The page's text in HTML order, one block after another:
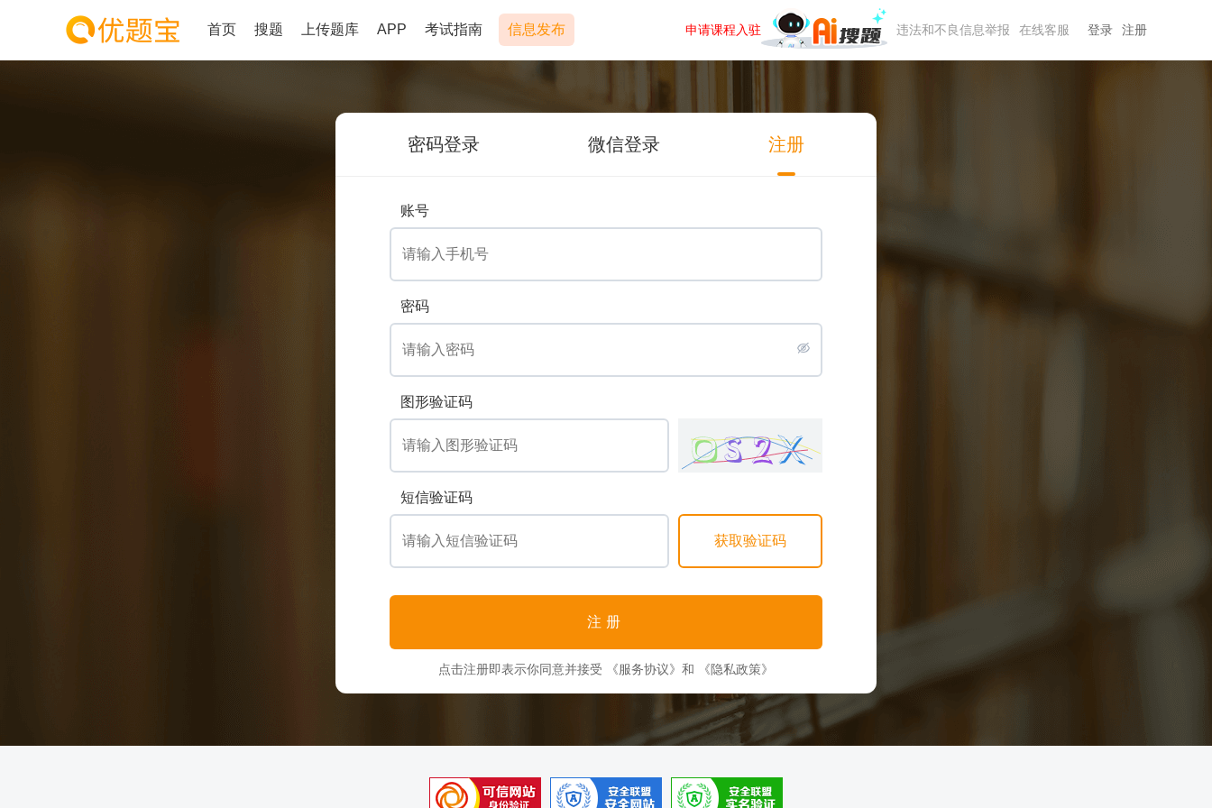
首页 搜题 上传题库 APP 考试指南 信息发布 申请课程入驻 违法和不良信息举报 在线客服 登录 注册
密码登录 微信登录 注册
账号
密码
图形验证码
短信验证码
注册
点击注册即表示你同意并接受 《服务协议》 和 《隐私政策》